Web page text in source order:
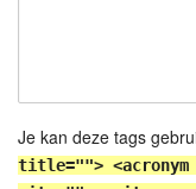
Je kan deze tags
title="">